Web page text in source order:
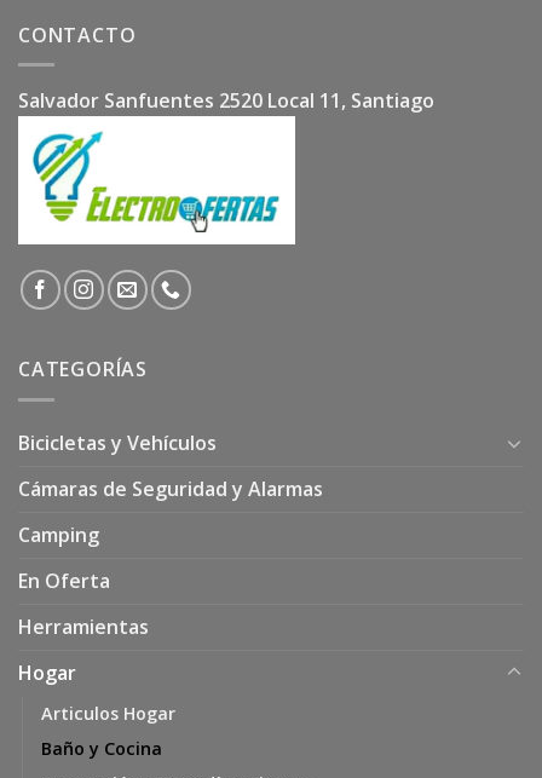
CONTACTO
Salvador Sanfuentes 2520 Local 11, Santiago
CATEGORÍAS
Bicicletas y Vehículos
Cámaras de Seguridad y Alarmas
Camping
En Oferta
Herramientas
Hogar
Articulos Hogar
Baño y Cocina